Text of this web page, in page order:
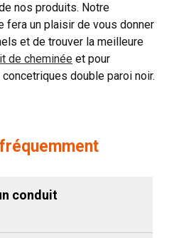
nos produits. Notre
fera un plaisir de vous donner
et de trouver la meilleure
de cheminée et pour
double paroi noir.
conduit